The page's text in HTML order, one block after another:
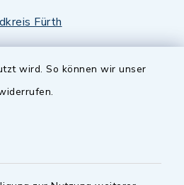
wird. So können wir unser
Fürth